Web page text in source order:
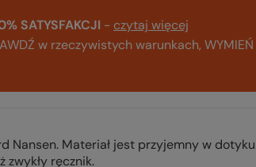
SATYSFAKCJI - czytaj więcej
w rzeczywistych warunkach,
Nansen. Materiał jest przyjemny w
zwykły ręcznik.